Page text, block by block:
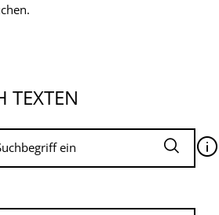
TEXTEN
🛈